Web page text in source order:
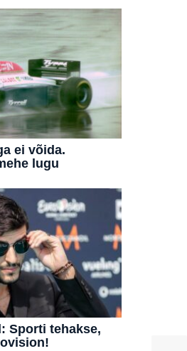
ei võida.
lugu
Sporti tehakse,